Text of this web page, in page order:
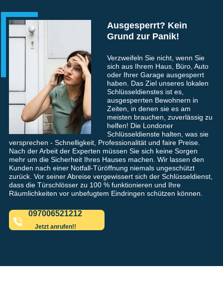
Ausgesperrt? Kein
Grund zur Panik!
Verzweifeln Sie nicht, wenn Sie
sich aus Ihrem Haus, Büro, Auto
oder Ihrer Garage ausgesperrt
haben. Das Ziel unseres lokalen
Schlüsseldienstes ist es,
ausgesperrten Bewohnern in
Zeiten, in denen sie es am
meisten brauchen, zuverlässig zu
helfen! Die Londoner
Schlüsseldienste halten, was sie
versprechen - Schnelligkeit, Professionalität und faire Preise.
Nach der Arbeit der Experten müssen Sie sich keine Sorgen
mehr um die Sicherheit Ihres Hauses machen. Wir lassen den
Kunden nach einer Notfall-Türöffnung niemals ungeschützt
zurück. Vor seiner Abreise vergewissert sich der Schlüsseldienst,
dass die Türschlösser zu 100 % funktionieren und Ihre
Räumlichkeiten vor unbefugtem Eindringen schützen können.
097006521212
Jetzt anrufen!!